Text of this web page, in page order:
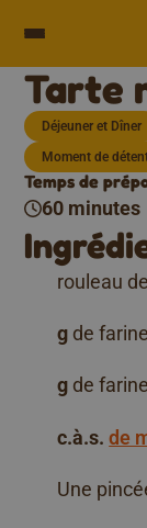
Tarte
Déjeuner et Dîner
Moment de
Temps de
60 minutes
rouleau
g de
g de farine
c.à.s. de
Une